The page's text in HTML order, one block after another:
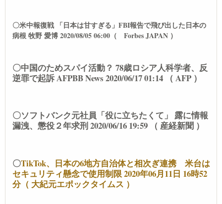
〇米中報復戦 「日本は甘すぎる」FBI報告で飛び出した日本の
病根 牧野 愛博 2020/08/05 06:00（ Forbes JAPAN ）
〇中国のためスパイ活動？ 78歳ロシア人科学者、反
逆罪で起訴 AFPBB News 2020/06/17 01:14 （ AFP ）
〇ソフトバンク元社員「役に立ちたくて」 露に情報
漏洩、懲役２年求刑 2020/06/16 19:59 （ 産経新聞 ）
〇TikTok、日本の6地方自治体と相次ぎ連携 米台は
セキュリティ懸念で使用制限 2020年06月11日 16時52
分（ 大紀元エポックタイムス ）